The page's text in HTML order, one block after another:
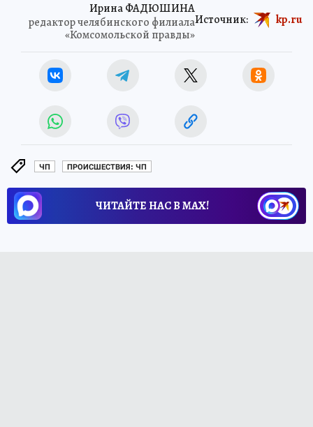
Ирина ФАДЮШИНА
редактор челябинского филиала
«Комсомольской правды»
Источник: kp.ru
ЧП ПРОИСШЕСТВИЯ: ЧП
ЧИТАЙТЕ НАС В МАХ!